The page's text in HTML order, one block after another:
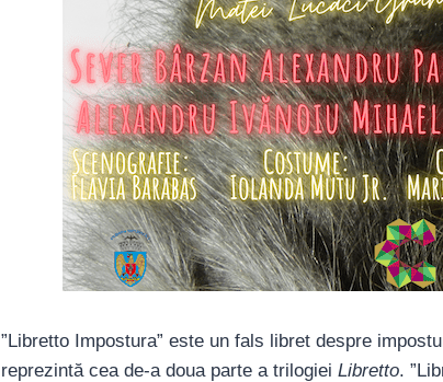
”Libretto Impostura” este un fals libret despre
reprezintă cea de-a doua parte a trilogieiLibretto.